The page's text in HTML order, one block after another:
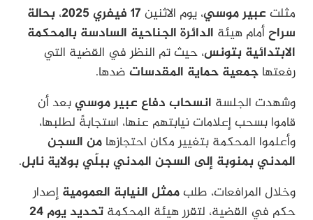
مثلت عبير موسي، يوم الاثنين 17 فيفري 2025 ، بحالة
سراحأمام هيئة الدائرة الجناحية السادسة بالمحكمة
الابتدائية بتونس، حيث تم النظر في القضية التي
رفعتها جمعية حماية المقدسات ضدها.
وشهدت الجلسة انسحاب دفاع عبير موسيبعد أن
قاموا بسحب إعلامات نيابتهم عنها، استجابةً لطلبها،
وأعلموا المحكمة بتغيير مكان احتجازها من السجن
المدني بمنوبة إلى السجن المدني ببلّي بولاية نابل.
وخلال المرافعات، طلبممثل النيابة العمومية إصدار
حكم في القضية، لتقرر هيئة المحكمة
تحديد يوم 24